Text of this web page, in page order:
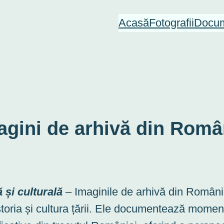
AcasăFotografii
de arhivă din
și culturală – Imaginile de arhivă din
și cultura țării. Ele documentează